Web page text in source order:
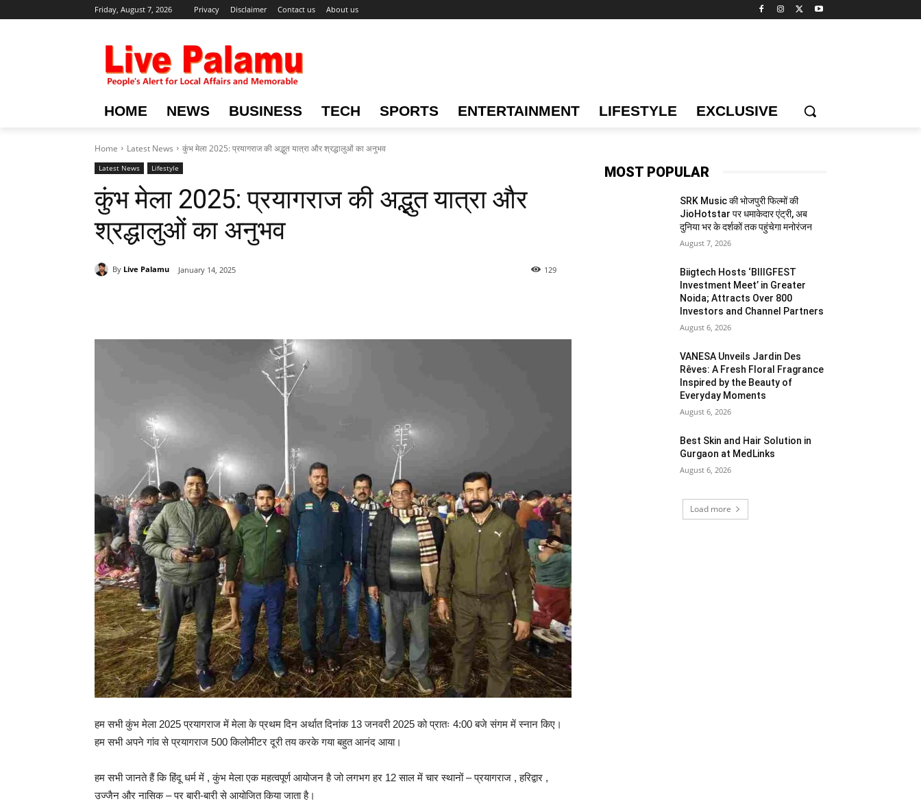
Friday, August 7, 2026 Privacy Disclaimer Contact us About us
HOME NEWS BUSINESS TECH SPORTS ENTERTAINMENT LIFESTYLE EXCLUSIVE
Home Latest News कुंभ मेला 2025: प्रयागराज की अद्भुत यात्रा और श्रद्धालुओं का अनुभव
Latest News Lifestyle
कुंभ मेला 2025: प्रयागराज की अद्भुत यात्रा और
श्रद्धालुओं का अनुभव
By Live Palamu January 14, 2025 129
हम सभी कुंभ मेला 2025 प्रयागराज में मेला के प्रथम दिन अर्थात दिनांक 13 जनवरी 2025 को प्रातः 4:00 बजे संगम में स्नान किए।
हम सभी अपने गांव से प्रयागराज 500 किलोमीटर दूरी तय करके गया बहुत आनंद आया।
हम सभी जानते हैं कि हिंदू धर्म में , कुंभ मेला एक महत्वपूर्ण आयोजन है जो लगभग हर 12 साल में चार स्थानों – प्रयागराज , हरिद्वार ,
उज्जैन और नासिक – पर बारी-बारी से आयोजित किया जाता है।
MOST POPULAR
SRK Music की भोजपुरी फिल्मों की
JioHotstar पर धमाकेदार एंट्री, अब
दुनिया भर के दर्शकों तक पहुंचेगा मनोरंजन
August 7, 2026
Biigtech Hosts ‘BIIIGFEST
Investment Meet’ in Greater
Noida; Attracts Over 800
Investors and Channel Partners
August 6, 2026
VANESA Unveils Jardin Des
Rêves: A Fresh Floral Fragrance
Inspired by the Beauty of
Everyday Moments
August 6, 2026
Best Skin and Hair Solution in
Gurgaon at MedLinks
August 6, 2026
Load more